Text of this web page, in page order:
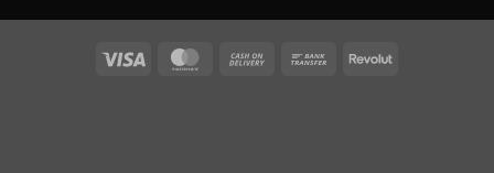
Vize MasterCardPlata
Transfer Revolut